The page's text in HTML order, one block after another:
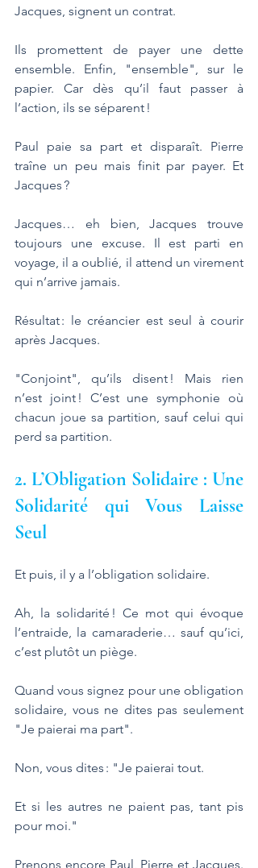
Jacques, signent un contrat.
Ils promettent de payer une dette
ensemble. Enfin, "ensemble", sur le
papier. Car dès qu’il faut passer à
l’action, ils se séparent !
Paul paie sa part et disparaît. Pierre
traîne un peu mais finit par payer. Et
Jacques ?
Jacques… eh bien, Jacques trouve
toujours une excuse. Il est parti en
voyage, il a oublié, il attend un virement
qui n’arrive jamais.
Résultat : le créancier est seul à courir
après Jacques.
"Conjoint", qu’ils disent ! Mais rien
n’est joint ! C’est une symphonie où
chacun joue sa partition, sauf celui qui
perd sa partition.
2. L’Obligation Solidaire : Une
Solidarité qui Vous Laisse
Seul
Et puis, il y a l’obligation solidaire.
Ah, la solidarité ! Ce mot qui évoque
l’entraide, la camaraderie… sauf qu’ici,
c’est plutôt un piège.
Quand vous signez pour une obligation
solidaire, vous ne dites pas seulement
"Je paierai ma part".
Non, vous dites : "Je paierai tout.
Et si les autres ne paient pas, tant pis
pour moi."
Prenons encore Paul, Pierre et Jacques.